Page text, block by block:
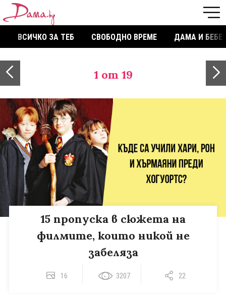
ВСИЧКО ЗА ТЕБ СВОБОДНО ВРЕМЕ ДАМА И БЕБЕ
1 от 19
15 пропуска в сюжета на
филмите, които никой не
забеляза
16 3207 22